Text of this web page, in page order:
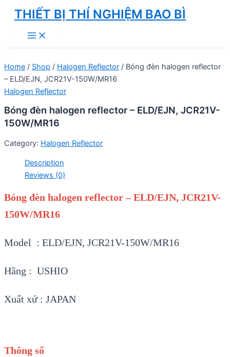
Skip
content
THIẾT BỊ THÍ NGHIỆM BAO BÌ
Main
Menu
Home / Shop / Halogen Reflector / Bóng đèn halogen reflector
– ELD/EJN, JCR21V-150W/MR16
Halogen Reflector
Bóng đèn halogen reflector – ELD/EJN, JCR21V-
150W/MR16
Category: Halogen Reflector
Description
Reviews (0)
Bóng đèn halogen reflector – ELD/EJN, JCR21V-
150W/MR16
Model : ELD/EJN, JCR21V-150W/MR16
Hãng : USHIO
Xuất xứ : JAPAN
Thông số